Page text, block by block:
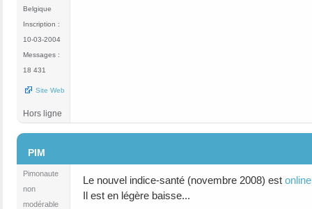
Belgique
Inscription :
10-03-2004
Messages :
18 431
Site Web
Hors ligne
PIM
Pimonaute
non
modérable
Le nouvel indice-santé (novembre 2008) est
Il est en légère baisse...